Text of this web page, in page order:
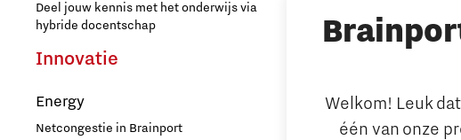
Welkom! Leuk
één van onze
Deel jouw kennis met het onderwijs via
hybride docentschap
Innovatie
Energy
Netcongestie in Brainport
Strijp District
TU/e Campus
Arbeidsmarkt